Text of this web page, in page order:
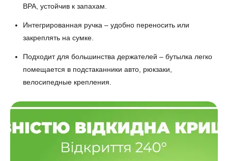
BPA, устойчив к запахам.
Интегрированная ручка – удобно переносить или
закреплять на сумке.
Подходит для большинства держателей – бутылка легко
помещается в подстаканники авто, рюкзаки,
велосипедные крепления.